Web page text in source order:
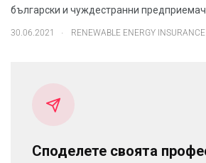
български и чуждестранни
30.06.2021 . RENEWABLE ENERGY
Споделете своята